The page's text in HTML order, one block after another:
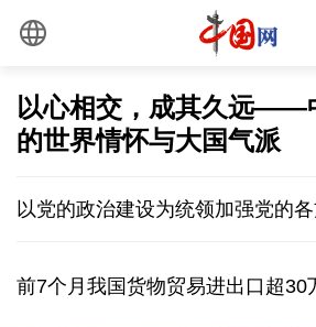
以心相交，成其久远——
的世界情怀与大国气派
以党的政治建设为统领加强党的
前7个月我国货物贸易进出口超30